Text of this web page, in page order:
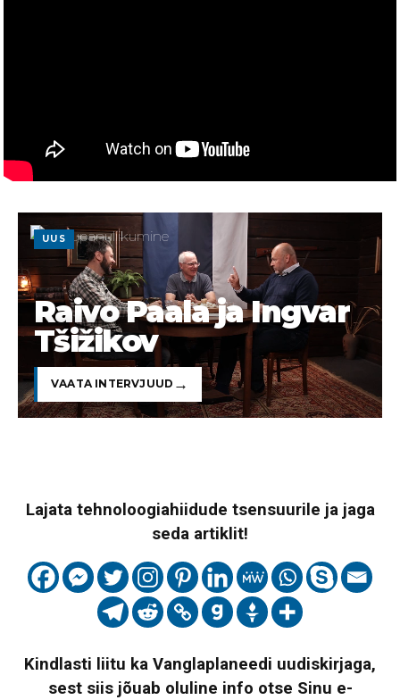
UUS
Raivo Paala ja Ingvar
Tšižikov
VAATA INTERVJUUD
Lajata tehnoloogiahiidude tsensuurile ja jaga
seda artiklit!
Kindlasti liitu ka Vanglaplaneedi uudiskirjaga,
sest siis jõuab oluline info otse Sinu e-